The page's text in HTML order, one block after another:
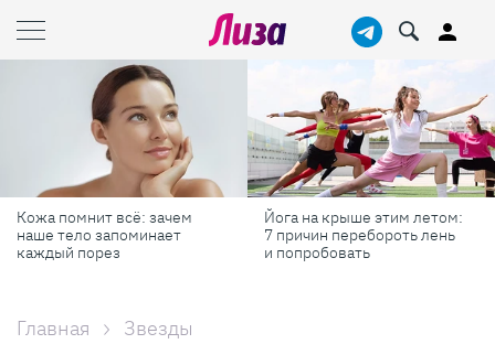
Йога на крыше этим летом:
7 причин перебороть лень
и попробовать
Готовь как шеф-повар: 6
профессиональных
секретов, которые
Главная Звезды